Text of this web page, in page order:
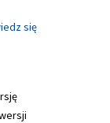
się